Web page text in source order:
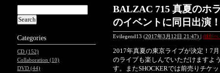
BALZAC 715 真夏のホ
のイベントに同日出演
Evilegend13 (2017年3月12日 21:47) | 個別ペ
2017年真夏の東京ライブが決定！7
のライブも楽しんでいただけますよ
す。またSHOCKERでは前売りチケ
Categories
CD (152)
Collaboration (10)
DVD (44)